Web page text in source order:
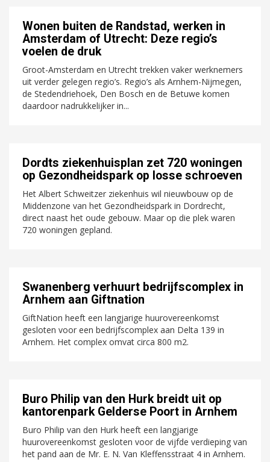
Wonen buiten de Randstad, werken in
Amsterdam of Utrecht: Deze regio’s
voelen de druk
Groot-Amsterdam en Utrecht trekken vaker werknemers
uit verder gelegen regio’s. Regio’s als Arnhem-Nijmegen,
de Stedendriehoek, Den Bosch en de Betuwe komen
daardoor nadrukkelijker in...
Dordts ziekenhuisplan zet 720 woningen
op Gezondheidspark op losse schroeven
Het Albert Schweitzer ziekenhuis wil nieuwbouw op de
Middenzone van het Gezondheidspark in Dordrecht,
direct naast het oude gebouw. Maar op die plek waren
720 woningen gepland.
Swanenberg verhuurt bedrijfscomplex in
Arnhem aan Giftnation
GiftNation heeft een langjarige huurovereenkomst
gesloten voor een bedrijfscomplex aan Delta 139 in
Arnhem. Het complex omvat circa 800 m2.
Buro Philip van den Hurk breidt uit op
kantorenpark Gelderse Poort in Arnhem
Buro Philip van den Hurk heeft een langjarige
huurovereenkomst gesloten voor de vijfde verdieping van
het pand aan de Mr. E. N. Van Kleffensstraat 4 in Arnhem.